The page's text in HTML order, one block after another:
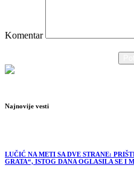
Komentar
Najnovije vesti
LUČIĆ NA METI SA DVE STRANE:
GRATA“, ISTOG DANA OGLASILA SE I